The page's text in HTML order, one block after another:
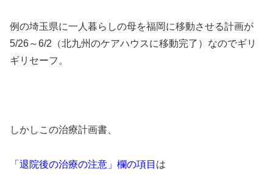
例の埼玉県に一人暮らしの母を福岡に移動させる計画が
5/26～6/2（北九州のケアハウスに移動完了）なのでギリ
ギリセーフ。
しかしこの治療計画書、
「退院後の治療の注意」欄の項目 は